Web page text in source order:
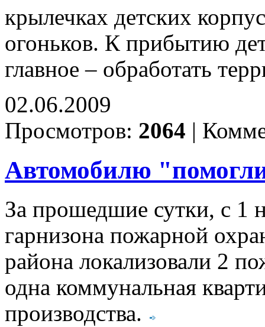
крылечках детских
огоньков. К прибытию
главное – обработать
02.06.2009
Просмотров: 2064 |
Автомобилю
За прошедшие сутки, с 1
гарнизона пожарной
района локализовали 2
одна коммунальная
производства.